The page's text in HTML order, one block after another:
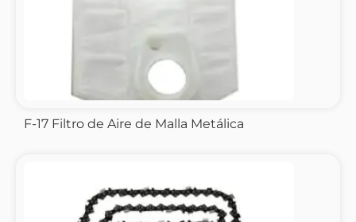
F-17 Filtro de Aire de Malla Metálica